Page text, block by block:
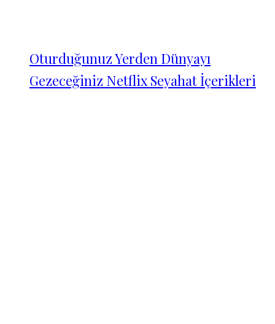
Oturduğunuz Yerden Dünyayı
Gezeceğiniz Netflix Seyahat İçerikleri